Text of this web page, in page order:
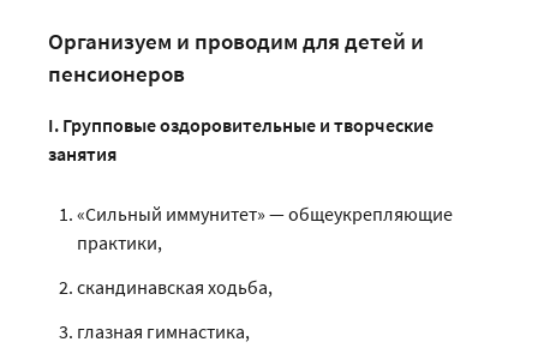
Организуем и проводим для детей и
пенсионеров
I. Групповые оздоровительные и творческие
занятия
«Сильный иммунитет» — общеукрепляющие
практики,
скандинавская ходьба,
глазная гимнастика,